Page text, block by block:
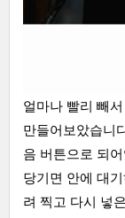
얼마나 빨리 빼
만들어보았습니
음 버튼으로 되
당기면 안에 대
려 찍고 다시 넣